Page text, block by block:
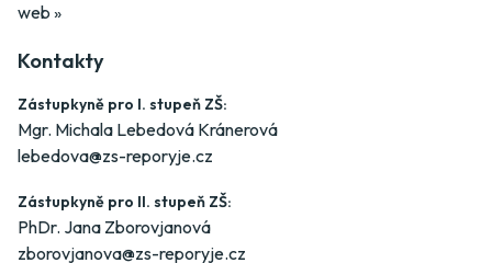
web »
Kontakty
Zástupkyně pro I. stupeň ZŠ:
Mgr. Michala Lebedová Kránerová
lebedova@zs-reporyje.cz
Zástupkyně pro II. stupeň ZŠ:
PhDr. Jana Zborovjanová
zborovjanova@zs-reporyje.cz